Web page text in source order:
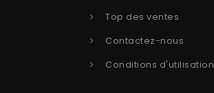
Top des ventes
Contactez-nous
Conditions d'utilisation